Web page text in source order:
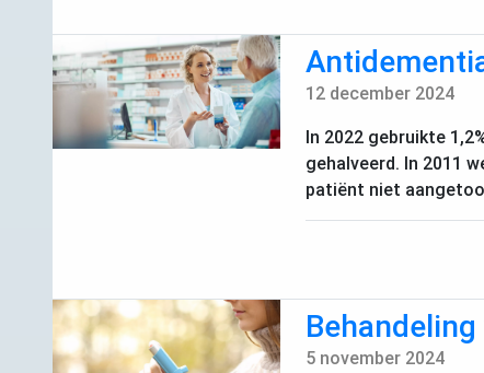
12 december 2024
In 2022 gebruikte
gehalveerd. In 2011
patiënt niet
5 november 2024